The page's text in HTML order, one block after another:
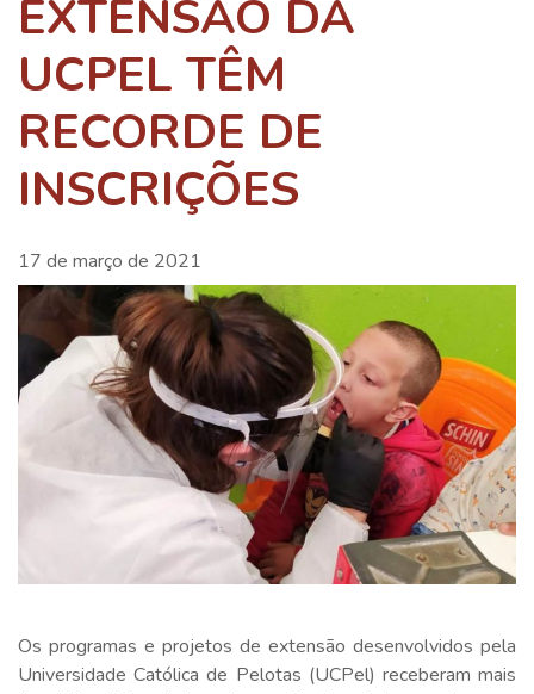
EXTENSÃO DA
UCPEL TÊM
RECORDE DE
INSCRIÇÕES
17 de março de 2021
Os programas e projetos de extensão desenvolvidos pela
Universidade Católica de Pelotas (UCPel) receberam mais